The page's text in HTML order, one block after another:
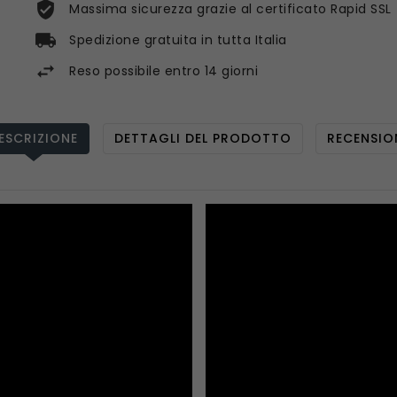
Massima sicurezza grazie al certificato Rapid SSL
Spedizione gratuita in tutta Italia
Reso possibile entro 14 giorni
DETTAGLI DEL PRODOTTO